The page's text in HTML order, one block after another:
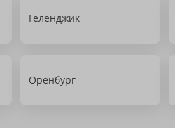
Геленджик
Оренбург